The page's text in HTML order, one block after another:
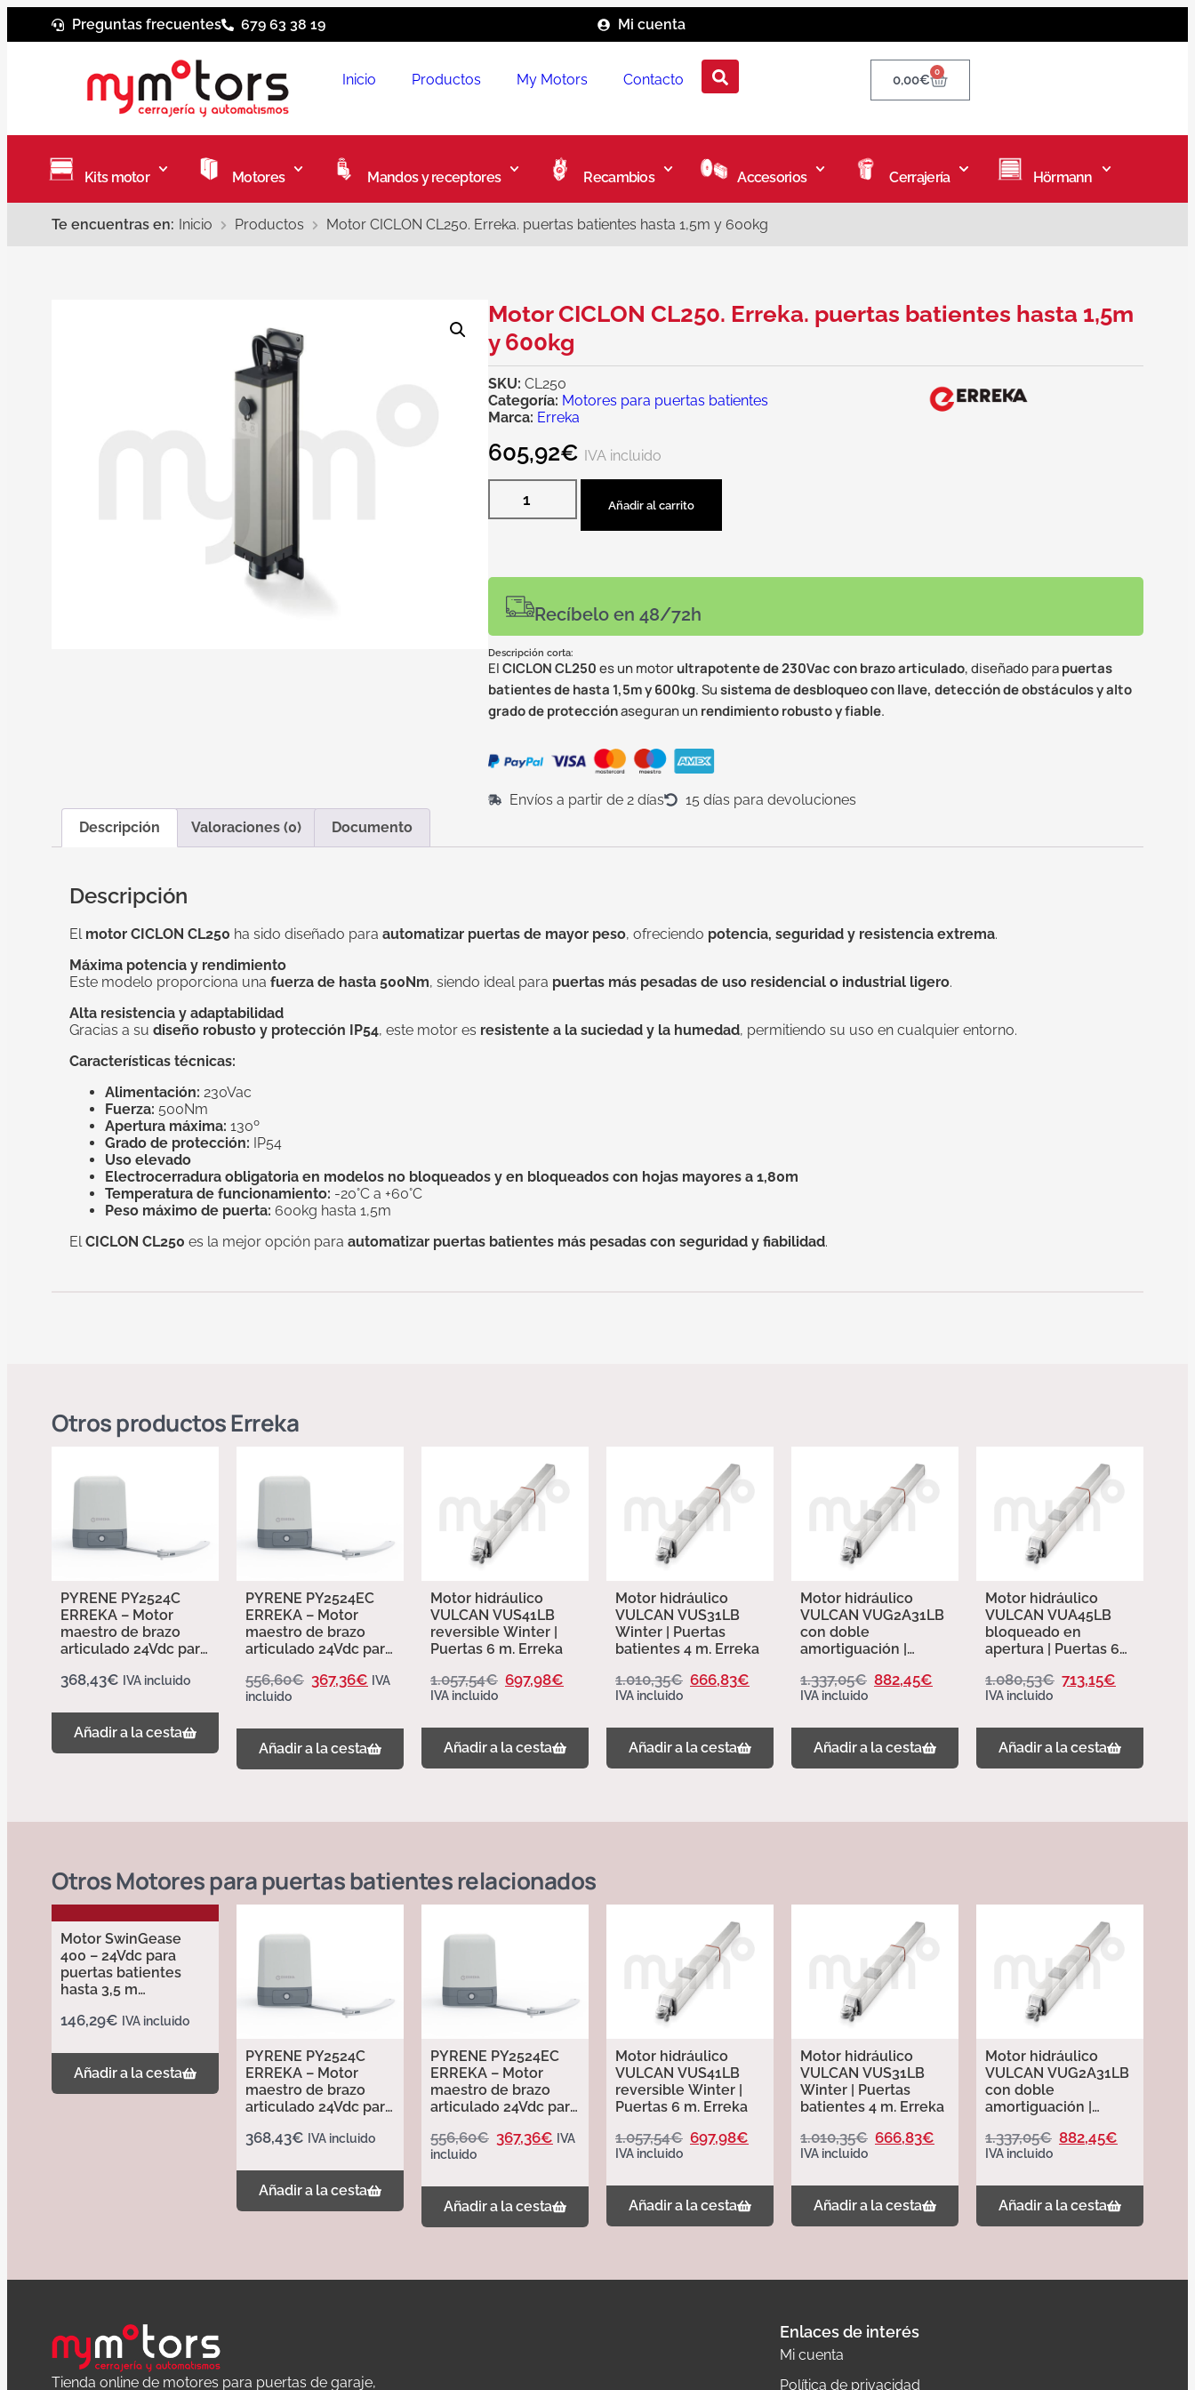
Preguntas frecuentes 679 63 38 19 Mi cuenta
Inicio Productos My Motors Contacto 0,00€ 0
Kits motor Motores Mandos y receptores Recambios Accesorios Cerrajería Hörmann
Te encuentras en: Inicio Productos Motor CICLON CL250. Erreka. puertas batientes hasta 1,5m y 600kg
Motor CICLON CL250. Erreka. puertas batientes hasta 1,5m
y 600kg
SKU:CL250
Categoría: Motores para puertas batientes
Marca: Erreka
605,92€ IVA incluido
Añadir al carrito
Recíbelo en 48/72h
Descripción corta:
ElCICLON CL250es un motorultrapotente de 230Vac con brazo articulado, diseñado parapuertas
batientes de hasta 1,5m y 600kg. Susistema de desbloqueo con llave, detección de obstáculos y alto
grado de protecciónaseguran unrendimiento robusto y fiable.
Envíos a partir de 2 días
15 días para devoluciones
Descripción
Valoraciones (0) Documento
Descripción
El motor CICLON CL250 ha sido diseñado para automatizar puertas de mayor peso, ofreciendo potencia, seguridad y resistencia extrema.
Máxima potencia y rendimiento
Este modelo proporciona una fuerza de hasta 500Nm, siendo ideal para puertas más pesadas de uso residencial o industrial ligero.
Alta resistencia y adaptabilidad
Gracias a su diseño robusto y protección IP54, este motor es resistente a la suciedad y la humedad, permitiendo su uso en cualquier entorno.
Características técnicas:
Alimentación: 230Vac
Fuerza: 500Nm
Apertura máxima: 130º
Grado de protección: IP54
Uso elevado
Electrocerradura obligatoria en modelos no bloqueados y en bloqueados con hojas mayores a 1,80m
Temperatura de funcionamiento: -20°C a +60°C
Peso máximo de puerta: 600kg hasta 1,5m
ElCICLON CL250 es la mejor opción para automatizar puertas batientes más pesadas con seguridad y fiabilidad.
Otros productosErreka
PYRENE PY2524C
ERREKA – Motor
maestro de brazo
articulado 24Vdc para
hasta 2,5m
368,43€ IVA incluido
Añadir a la cesta
PYRENE PY2524EC
ERREKA – Motor
maestro de brazo
articulado 24Vdc para
hasta 2,5m
556,60€ 367,36€ IVA
incluido
Añadir a la cesta
Motor hidráulico
VULCAN VUS41LB
reversible Winter |
Puertas 6 m. Erreka
1.057,54€ 697,98€
IVA incluido
Añadir a la cesta
Motor hidráulico
VULCAN VUS31LB
Winter | Puertas
batientes 4 m. Erreka
1.010,35€ 666,83€
IVA incluido
Añadir a la cesta
Motor hidráulico
VULCAN VUG2A31LB
con doble
amortiguación |
m. erreka
1.337,05€ 882,45€
IVA incluido
Añadir a la cesta
Motor hidráulico
VULCAN VUA45LB
bloqueado en
apertura | Puertas 6
1.080,53€ 713,15€
IVA incluido
Añadir a la cesta
OtrosMotores para puertas batientesrelacionados
Motor SwinGease
400 – 24Vdc para
puertas batientes
hasta 3,5 m
146,29€ IVA incluido
Añadir a la cesta
PYRENE PY2524C
ERREKA – Motor
maestro de brazo
articulado 24Vdc para
hasta 2,5m
368,43€ IVA incluido
Añadir a la cesta
PYRENE PY2524EC
ERREKA – Motor
maestro de brazo
articulado 24Vdc para
hasta 2,5m
556,60€ 367,36€ IVA
incluido
Añadir a la cesta
Motor hidráulico
VULCAN VUS41LB
reversible Winter |
Puertas 6 m. Erreka
1.057,54€ 697,98€
IVA incluido
Añadir a la cesta
Motor hidráulico
VULCAN VUS31LB
Winter | Puertas
batientes 4 m. Erreka
1.010,35€ 666,83€
IVA incluido
Añadir a la cesta
Motor hidráulico
VULCAN VUG2A31LB
con doble
amortiguación |
m. erreka
1.337,05€ 882,45€
IVA incluido
Añadir a la cesta
Tienda online de motores para puertas de garaje,
Enlaces de interés
Mi cuenta
Política de privacidad